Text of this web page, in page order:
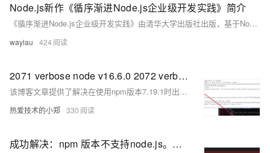
Node.js新作《循序渐进Node.js企业级开发实践》简介
《循序渐进Node.js企业级开发实践》由清华大学出版社出版，基于Node.js 22.3.0编写，包含26个实战案例和43个上机练习，旨在帮助读者从基础到进阶全面掌握Node.js技术，适用于初学者、进阶开发者及全栈工程师。
waylau 424
2071 verbose node v16.6.0 2072 verbose npm v7.19.1或者 no such file or directory, lstat ‘D:\wor
该博客文章提供了解决在使用npm版本7.19.1时出现的"no such file or directory"错误的具体方法，建议通过降级npm到6.14.8版本来解决问题，并确认了该方法可以成功安装node_modules。
热爱技术的小郑 330
成功解决：npm 版本不支持node.js。【 npm v9.1.2 does not support Node.js v16.6.0.】